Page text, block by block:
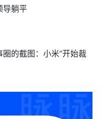
导躺平
的截图：小米“开始裁